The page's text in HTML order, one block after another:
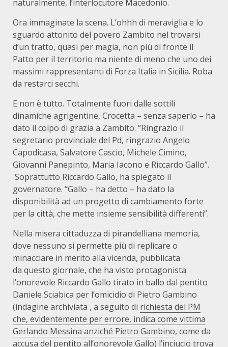
naturalmente, l’interlocutore Macedonio.
Ora immaginate la scena. L’ohhh di meraviglia e lo
sguardo attonito del povero Zambito nel trovarsi
d’un tratto, quasi per magia, non più di fronte il
Patto per il territorio ma niente di meno che uno dei
massimi rappresentanti di Forza Italia in Sicilia. Roba
da restarci secchi.
E non è tutto. Totalmente fuori dalle sottili
dinamiche agrigentine, Crocetta – senza saperlo – ha
dato il colpo di grazia a Zambito. “Ringrazio il
segretario provinciale del Pd, ringrazio Angelo
Capodicasa, Salvatore Cascio, Michele Cimino,
Giovanni Panepinto, Maria Iacono e Riccardo Gallo”.
Soprattutto Riccardo Gallo, ha spiegato il
governatore. “Gallo – ha detto – ha dato la
disponibilità ad un progetto di cambiamento forte
per la città, che mette insieme sensibilità differenti”.
Nella misera cittaduzza di pirandelliana memoria,
dove nessuno si permette più di replicare o
minacciare in merito alla vicenda, pubblicata
da questo giornale, che ha visto protagonista
l’onorevole Riccardo Gallo tirato in ballo dal pentito
Daniele Sciabica per l’omicidio di Pietro Gambino
(indagine archiviata , a seguito di richiesta del PM
che, evidentemente per errore, indica come vittima
Gerlando Messina anziché Pietro Gambino, come da
accusa del pentito all’onorevole Gallo) l’inciucio trova